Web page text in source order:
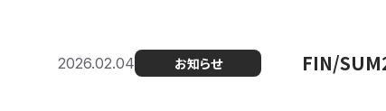
2026.02.04 お知らせ FIN/